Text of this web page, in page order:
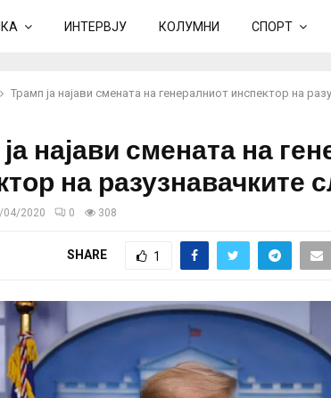
ИНТЕРВЈУ КОЛУМНИ СПОРТ
Трамп ја најави смената на генералниот инспектор на
најави смената на
на разузнавачките
04/2020 0 308
SHARE 1